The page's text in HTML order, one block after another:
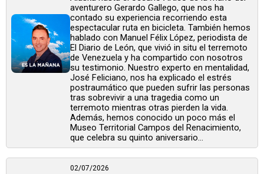
aventurero Gerardo Gallego, que nos ha
contado su experiencia recorriendo esta
espectacular ruta en bicicleta. También hemos
hablado con Manuel Félix López, periodista de
El Diario de León, que vivió in situ el terremoto
de Venezuela y ha compartido con nosotros
su testimonio. Nuestro experto en mentalidad,
José Feliciano, nos ha explicado el estrés
postraumático que pueden sufrir las personas
tras sobrevivir a una tragedia como un
terremoto mientras otras pierden la vida.
Además, hemos conocido un poco más el
Museo Territorial Campos del Renacimiento,
que celebra su quinto aniversario...
02/07/2026